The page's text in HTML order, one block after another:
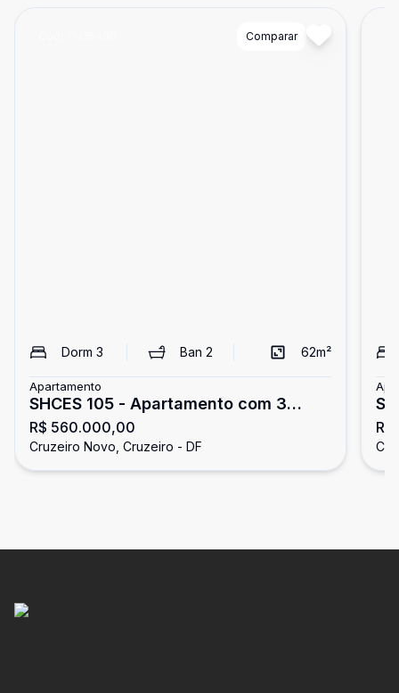
Comparar
Dorm 3 Ban2 62m²
Apartamento
SHCES 105 - Apartamento com 3
quartos - primeiro andar - aceita
financiamento e FGTS - Cruzeiro
R$ 560.000,00
Cruzeiro Novo, Cruzeiro - DF